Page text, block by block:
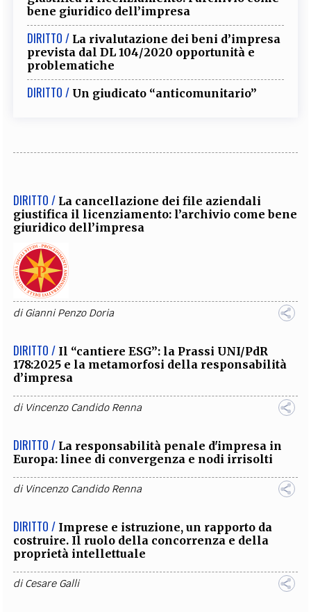
bene giuridico dell’impresa
DIRITTO / La rivalutazione dei beni d’impresa
prevista dal DL 104/2020 opportunità e
problematiche
DIRITTO / Un giudicato “anticomunitario”
DIRITTO / La cancellazione dei file aziendali
giustifica il licenziamento: l’archivio come bene
giuridico dell’impresa
diGianni Penzo Doria
DIRITTO / Il “cantiere ESG”: la Prassi UNI/PdR
178:2025 e la metamorfosi della responsabilità
d’impresa
di Vincenzo Candido Renna
DIRITTO / La responsabilità penale d'impresa in
Europa: linee di convergenza e nodi irrisolti
di Vincenzo Candido Renna
DIRITTO / Imprese e istruzione, un rapporto da
costruire. Il ruolo della concorrenza e della
proprietà intellettuale
diCesare Galli